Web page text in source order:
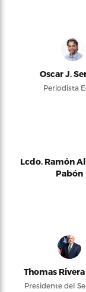
Oscar J.
Periodista
Lcdo. Ramón
Pabón
Thomas
Presidente del